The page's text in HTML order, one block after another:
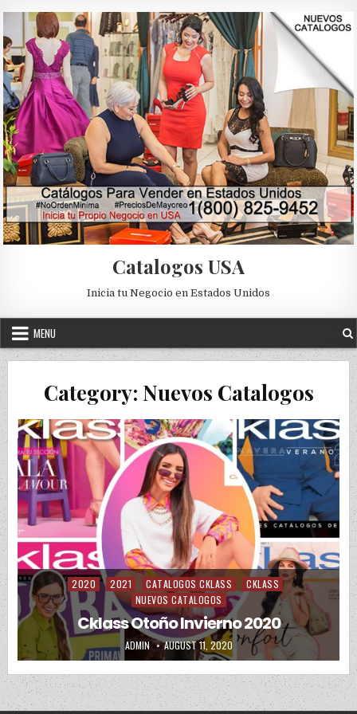
Catalogos USA
Inicia tu Negocio en Estados Unidos
MENU
Category: Nuevos Catalogos
Posted in
2020 2021 CATALOGOS CKLASS
CKLASS
NUEVOS CATALOGOS
Cklass Otoño Invierno 2020
AUTHOR:
ADMIN PUBLISHED DATE:
AUGUST 11, 2020